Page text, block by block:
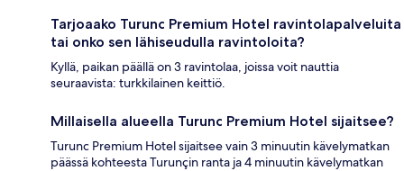
Tarjoaako Turunc Premium Hotel ravintolapalveluita
tai onko sen lähiseudulla ravintoloita?
Kyllä, paikan päällä on 3 ravintolaa, joissa voit nauttia
seuraavista: turkkilainen keittiö.
Millaisella alueella Turunc Premium Hotel sijaitsee?
Turunc Premium Hotel sijaitsee vain 3 minuutin kävelymatkan
päässä kohteesta Turunçin ranta ja 4 minuutin kävelymatkan